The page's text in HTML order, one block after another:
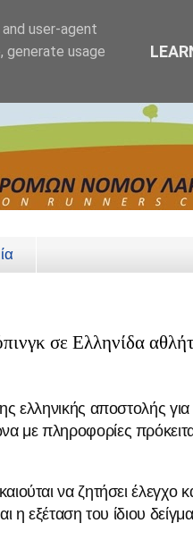
σε Ελληνίδα
ελληνικής αποστολής για
με πληροφορίες
να ζητήσει έλεγχο
η εξέταση του ίδιου
user-agent
generate usage